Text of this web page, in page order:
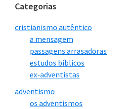
Categorias
cristianismo autêntico
a mensagem
passagens arrasadoras
estudos bíblicos
ex-adventistas
adventismo
os adventismos